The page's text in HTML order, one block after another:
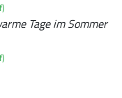
Tage im Sommer